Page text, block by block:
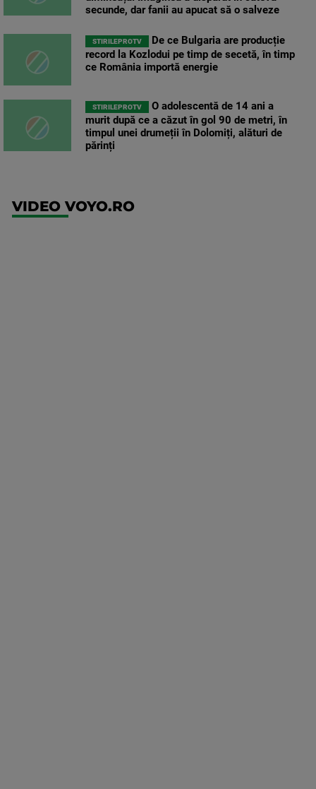
secunde, dar fanii au apucat să o salveze
STIRILEPROTV
De ce Bulgaria are producție
record la Kozlodui pe timp de secetă, în timp
ce România importă energie
STIRILEPROTV
O adolescentă de 14 ani a
murit după ce a căzut în gol 90 de metri, în
timpul unei drumeții în Dolomiți, alături de
părinți
VIDEO VOYO.RO